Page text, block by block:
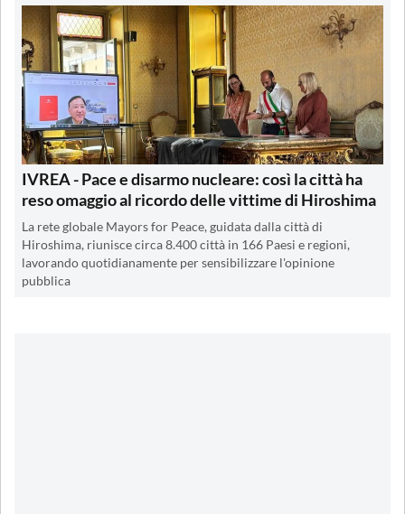
IVREA - Pace e disarmo nucleare: così la città ha
reso omaggio al ricordo delle vittime di Hiroshima
La rete globale Mayors for Peace, guidata dalla città di
Hiroshima, riunisce circa 8.400 città in 166 Paesi e regioni,
lavorando quotidianamente per sensibilizzare l'opinione
pubblica